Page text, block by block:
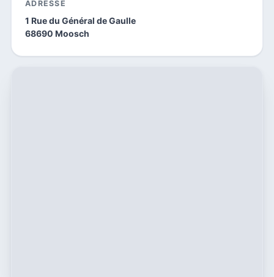
ADRESSE
1 Rue du Général de Gaulle
68690 Moosch